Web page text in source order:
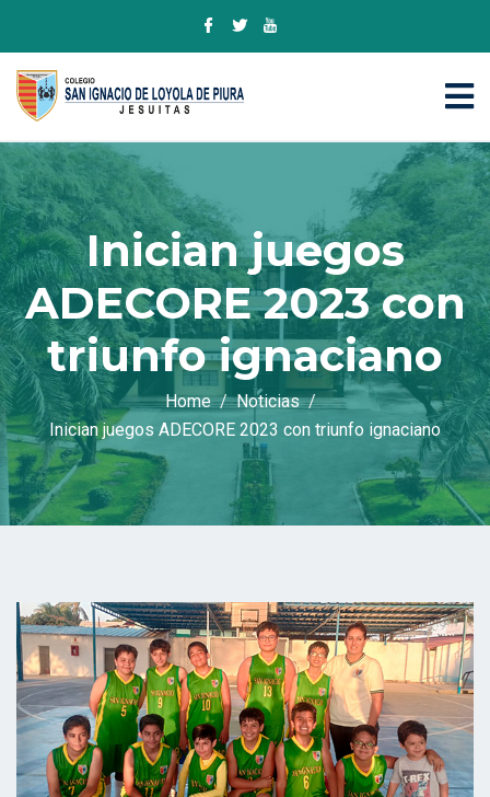
Inician juegos
ADECORE 2023 con
triunfo ignaciano
Home
Noticias
Inician juegos ADECORE 2023 con triunfo ignaciano